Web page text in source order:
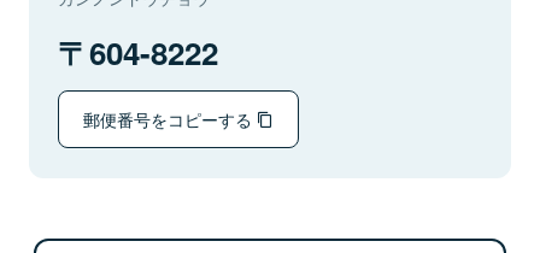
604-8222
郵便番号をコピーする